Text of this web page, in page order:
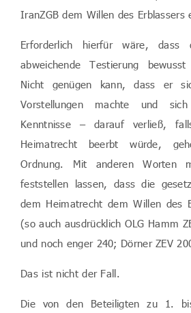
IranZGB dem Willen des Erblassers
Erforderlich hierfür wäre, dass
abweichende Testierung
Nicht genügen kann, dass er
Vorstellungen machte und
Kenntnisse – darauf verließ,
Heimatrecht beerbt würde,
Ordnung. Mit anderen Worten
feststellen lassen, dass die
dem Heimatrecht dem Willen des
(so auch ausdrücklich OLG Hamm
und noch enger 240; Dörner ZEV
Das ist nicht der Fall.
Die von den Beteiligten zu 1.